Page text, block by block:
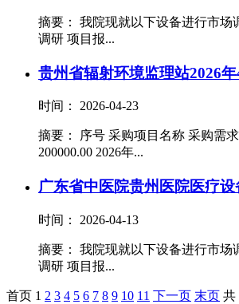
摘要： 我院现就以下设备进行市场
调研 项目报...
贵州省辐射环境监理站2026
时间： 2026-04-23
摘要： 序号 采购项目名称 采购需
200000.00 2026年...
广东省中医院贵州医院医疗
时间： 2026-04-13
摘要： 我院现就以下设备进行市场
调研 项目报...
首页 1 2 3 4 5 6 7 8 9 10 11 下一页 末页 共